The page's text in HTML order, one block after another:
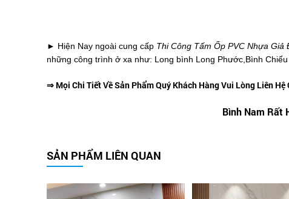
► Hiện Nay ngoài cung cấp Thi Công Tấm Ốp PVC Nhựa Giả
những công trình ở xa như: Long bình Long Phước,Bình
⇒ Mọi Chi Tiết Về Sản Phẩm Quý Khách Hàng Vui Lòng Liên
Bình Nam Rất
SẢN PHẨM LIÊN QUAN